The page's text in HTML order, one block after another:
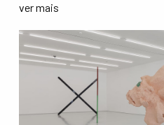
ver mais